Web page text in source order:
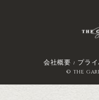
会社概要 プラ
© THE